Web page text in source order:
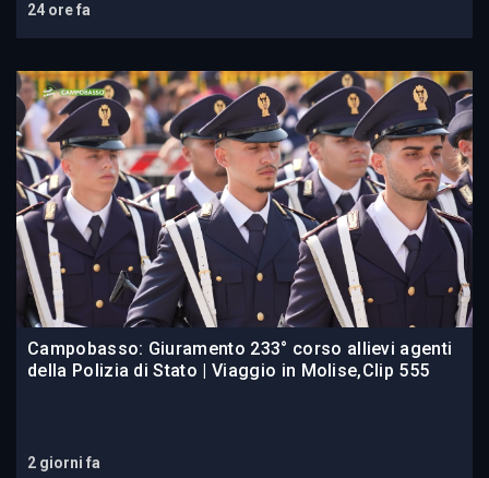
24 ore fa
Campobasso: Giuramento 233° corso allievi agenti
della Polizia di Stato | Viaggio in Molise,Clip 555
2 giorni fa